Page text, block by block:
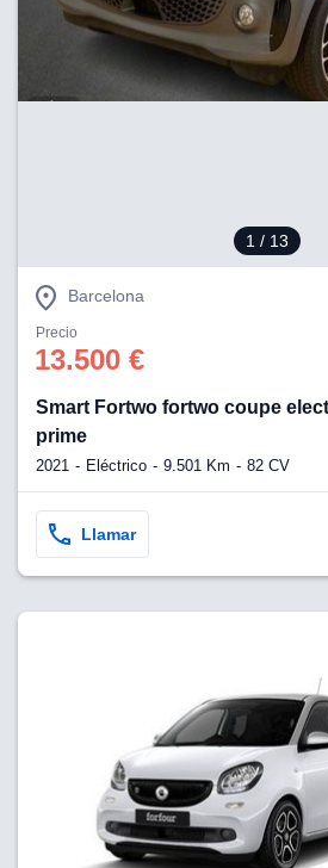
1 / 13
Barcelona
Precio
13.500 €
Smart Fortwo fortwo coupe
prime
2021 Eléctrico 9.501 Km 82 CV
Llamar